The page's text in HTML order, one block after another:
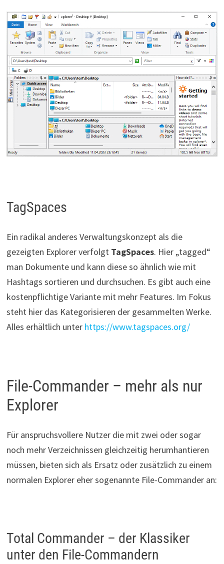
TagSpaces
Ein radikal anderes Verwaltungskonzept als die
gezeigten Explorer verfolgt TagSpaces. Hier „tagged“
man Dokumente und kann diese so ähnlich wie mit
Hashtags sortieren und durchsuchen. Es gibt auch eine
kostenpflichtige Variante mit mehr Features. Im Fokus
steht hier das Kategorisieren der gesammelten Werke.
Alles erhältlich unter https://www.tagspaces.org/
File-Commander – mehr als nur
Explorer
Für anspruchsvollere Nutzer die mit zwei oder sogar
noch mehr Verzeichnissen gleichzeitig herumhantieren
müssen, bieten sich als Ersatz oder zusätzlich zu einem
normalen Explorer eher sogenannte File-Commander an:
Total Commander – der Klassiker
unter den File-Commandern